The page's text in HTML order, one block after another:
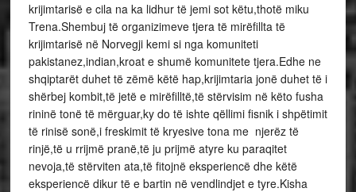
krijimtarisë e cila na ka lidhur të jemi sot këtu,thotë miku
Trena.Shembuj të organizimeve tjera të mirëfillta të
krijimtarisë në Norvegji kemi si nga komuniteti
pakistanez,indian,kroat e shumë komunitete tjera.Edhe ne
shqiptarët duhet të zëmë këtë hap,krijimtaria jonë duhet të i
shërbej kombit,të jetë e mirëfilltë,të stërvisim në këto fusha
rininë tonë të mërguar,ky do të ishte qëllimi fisnik i shpëtimit
të rinisë sonë,i freskimit të kryesive tona me njerëz të
rinjë,të u rrijmë pranë,të ju prijmë atyre ku paraqitet
nevoja,të stërviten ata,të fitojnë eksperiencë dhe këtë
eksperiencë dikur të e bartin në vendlindjet e tyre.Kisha